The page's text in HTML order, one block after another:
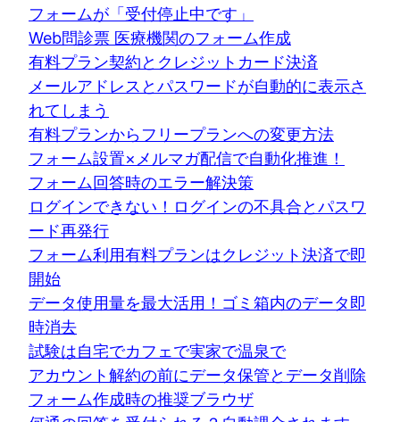
フォームが「受付停止中です」
Web問診票 医療機関のフォーム作成
有料プラン契約とクレジットカード決済
メールアドレスとパスワードが自動的に表示さ
れてしまう
有料プランからフリープランへの変更方法
フォーム設置×メルマガ配信で自動化推進！
フォーム回答時のエラー解決策
ログインできない！ログインの不具合とパスワ
ード再発行
フォーム利用有料プランはクレジット決済で即
開始
データ使用量を最大活用！ゴミ箱内のデータ即
時消去
試験は自宅でカフェで実家で温泉で
アカウント解約の前にデータ保管とデータ削除
フォーム作成時の推奨ブラウザ